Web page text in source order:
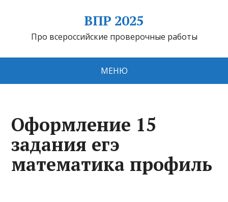
ВПР 2025
Про всероссийские проверочные работы
МЕНЮ
Оформление 15
задания егэ
математика профиль